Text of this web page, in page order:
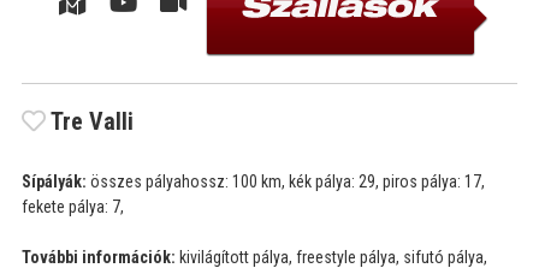
Tre Valli
Sípályák: összes pályahossz: 100 km, kék pálya: 29, piros pálya: 17,
fekete pálya: 7,
További információk: kivilágított pálya, freestyle pálya, sifutó pálya,